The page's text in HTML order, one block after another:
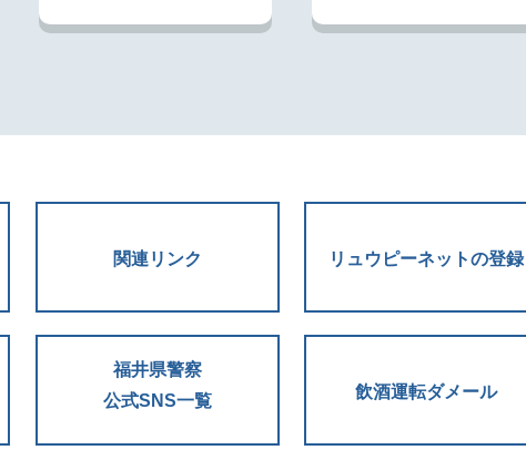
関連リンク リュウピーネットの登録
福井県警察
公式SNS一覧
飲酒運転ダメール